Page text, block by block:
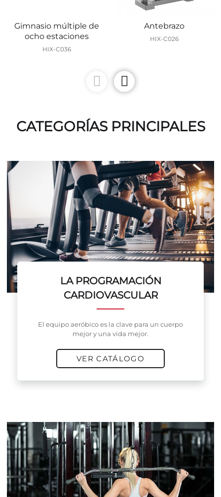
Gimnasio múltiple de
ocho estaciones
HIX-C036
Antebrazo
HIX-C026
CATEGORÍAS PRINCIPALES
LA PROGRAMACIÓN
CARDIOVASCULAR
El equipo aeróbico es la clave para un cuerpo
mejor y una vida mejor.
VER CATÁLOGO